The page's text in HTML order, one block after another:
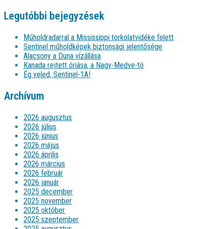
Legutóbbi bejegyzések
Műholdradarral a Mississippi torkolatvidéke felett
Sentinel műholdképek biztonsági jelentősége
Alacsony a Duna vízállása
Kanada rejtett óriása, a Nagy-Medve-tó
Ég veled, Sentinel-1A!
Archívum
2026 augusztus
2026 július
2026 június
2026 május
2026 április
2026 március
2026 február
2026 január
2025 december
2025 november
2025 október
2025 szeptember